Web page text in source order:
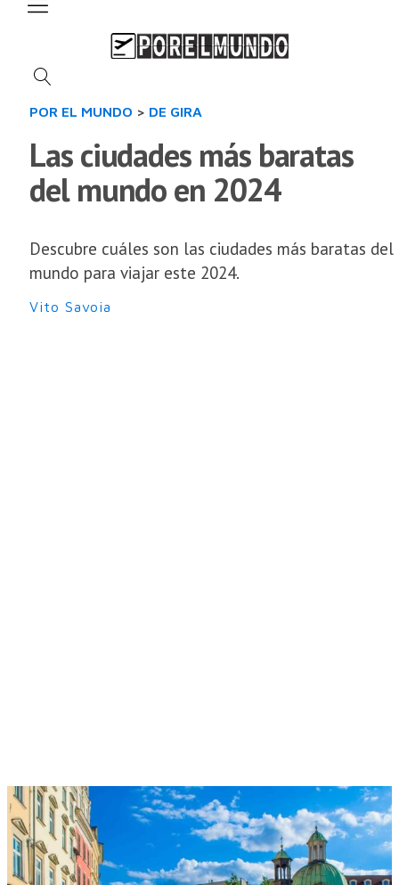
POR EL MUNDO > DE GIRA
Las ciudades más baratas
del mundo en 2024
Descubre cuáles son las ciudades más baratas del
mundo para viajar este 2024.
Vito Savoia